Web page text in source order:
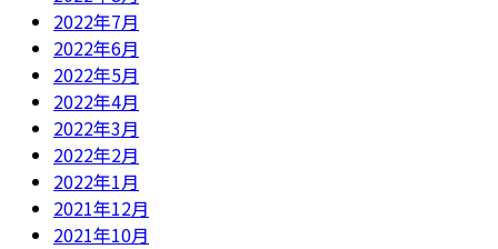
2022年7月
2022年6月
2022年5月
2022年4月
2022年3月
2022年2月
2022年1月
2021年12月
2021年10月